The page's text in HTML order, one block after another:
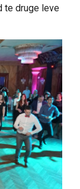
te druge leve